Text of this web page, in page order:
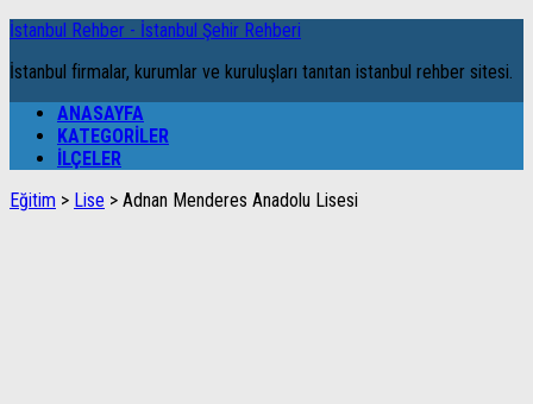
İstanbul Rehber - İstanbul Şehir Rehberi
İstanbul firmalar, kurumlar ve kuruluşları tanıtan istanbul rehber sitesi.
ANASAYFA
KATEGORILER
İLÇELER
Eğitim > Lise > Adnan Menderes Anadolu Lisesi